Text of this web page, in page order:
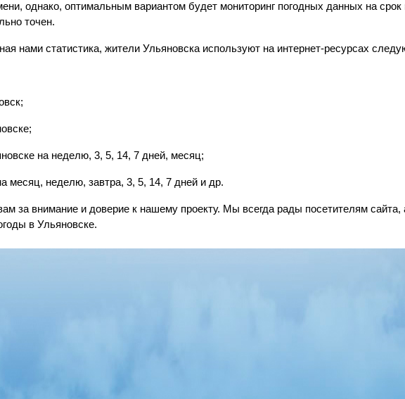
однако, оптимальным вариантом будет мониторинг погодных данных на
точен.
нами статистика, жители Ульяновска используют на интернет-ресурсах
на неделю, 3, 5, 14, 7 дней, месяц;
месяц, неделю, завтра, 3, 5, 14, 7 дней и др.
за внимание и доверие к нашему проекту. Мы всегда рады посетителям
в Ульяновске.